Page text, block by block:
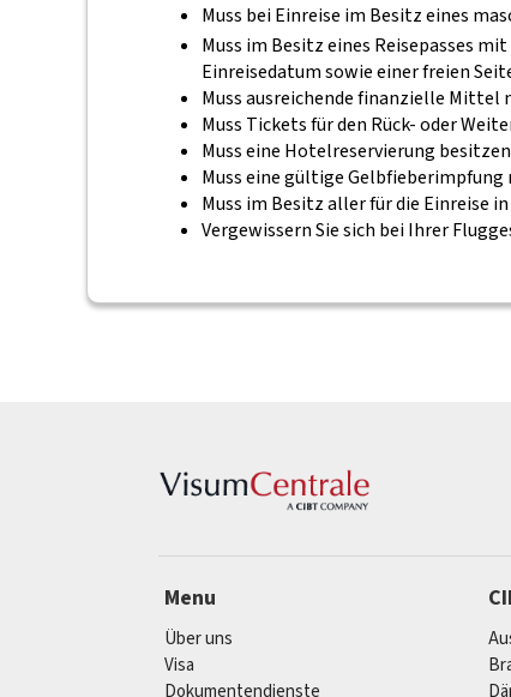
Muss bei Einreise im Besitz eines
Muss im Besitz eines Reisepasses
Einreisedatum sowie einer freien
Muss ausreichende finanzielle Mittel
Muss Tickets für den Rück- oder
Muss eine Hotelreservierung besitzen
Muss eine gültige Gelbfieberimpfung
Muss im Besitz aller für die Einreise
Vergewissern Sie sich bei Ihrer
Menu
Über uns
Visa
Dokumentendienste